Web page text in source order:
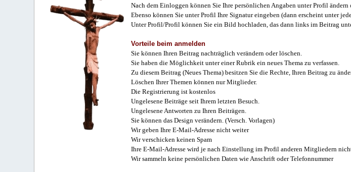
Nach dem Einloggen können Sie Ihre persönlichen Angaben unter Profil ändern
Ebenso können Sie unter Profil Ihre Signatur eingeben (dann erscheint unter
Unter Profil/Profil können Sie ein Bild hochladen, das dann links im Beitrag
Vorteile beim anmelden
Sie können Ihren Beitrag nachträglich verändern oder löschen.
Sie haben die Möglichkeit unter einer Rubrik ein neues Thema zu verfassen.
Zu diesem Beitrag (Neues Thema) besitzen Sie die Rechte, Ihren Beitrag zu
Löschen Ihrer Themen können nur Mitglieder.
Die Registrierung ist kostenlos
Ungelesene Beiträge seit Ihrem letzten Besuch.
Ungelesene Antworten zu Ihren Beiträgen.
Sie können das Design verändern. (Versch. Vorlagen)
Wir geben Ihre E-Mail-Adresse nicht weiter
Wir verschicken keinen Spam
Ihre E-Mail-Adresse wird je nach Einstellung im Profil anderen Mitgliedern
Wir sammeln keine persönlichen Daten wie Anschrift oder Telefonnummer